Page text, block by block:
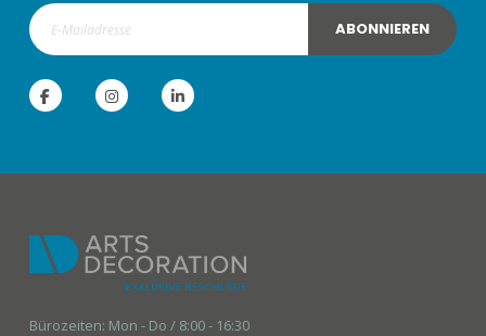
ABONNIEREN
Bürozeiten: Mon - Do / 8:00 - 16:30